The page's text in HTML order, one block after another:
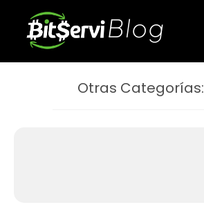
Blog
Otras Categorías: